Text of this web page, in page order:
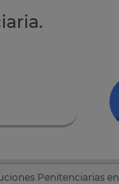
Penitenciarias